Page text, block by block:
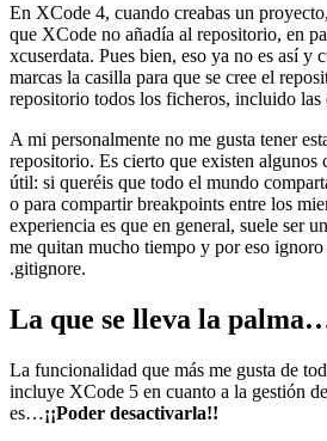
En XCode 4, cuando creabas un
que XCode no añadía al repositorio, en
xcuserdata. Pues bien, eso ya no es así y
marcas la casilla para que se cree el
repositorio todos los ficheros, incluido las
A mi personalmente no me gusta tener
repositorio. Es cierto que existen algunos
útil: si queréis que todo el mundo
o para compartir breakpoints entre los
experiencia es que en general, suele ser
me quitan mucho tiempo y por eso ignoro
.gitignore.
La que se lleva la
La funcionalidad que más me gusta de
incluye XCode 5 en cuanto a la gestión
es…¡¡Poder desactivarla!!